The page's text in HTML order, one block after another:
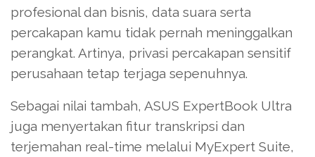
profesional dan bisnis, data suara serta
percakapan kamu tidak pernah meninggalkan
perangkat. Artinya, privasi percakapan sensitif
perusahaan tetap terjaga sepenuhnya.
Sebagai nilai tambah, ASUS ExpertBook Ultra
juga menyertakan fitur transkripsi dan
terjemahan real-time melalui MyExpert Suite,